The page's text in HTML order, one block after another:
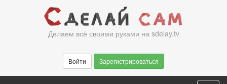
Делаем всё своими руками на sdelay.tv
Войти Зарегистрироваться